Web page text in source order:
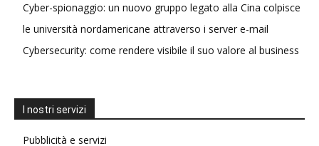
Cyber-spionaggio: un nuovo gruppo legato alla Cina colpisce
le università nordamericane attraverso i server e-mail
Cybersecurity: come rendere visibile il suo valore al business
I nostri servizi
Pubblicità e servizi